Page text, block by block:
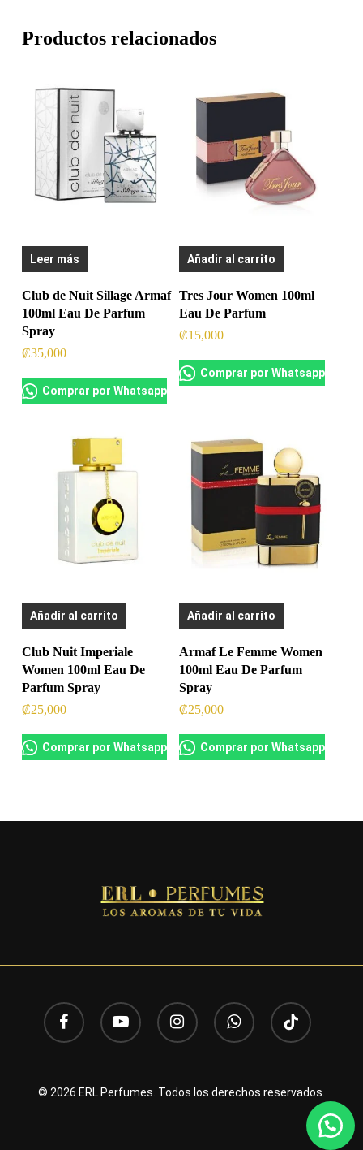
Productos relacionados
Leer más
Club de Nuit Sillage Armaf
100ml Eau De Parfum
Spray
₡35,000
Comprar por Whatsapp
Añadir al carrito
Tres Jour Women 100ml
Eau De Parfum
₡15,000
Comprar por Whatsapp
Añadir al carrito
Club Nuit Imperiale
Women 100ml Eau De
Parfum Spray
₡25,000
Comprar por Whatsapp
Añadir al carrito
Armaf Le Femme Women
100ml Eau De Parfum
Spray
₡25,000
Comprar por Whatsapp
facebook youtube instagram whatsapp tiktok
© 2026 ERL Perfumes. Todos los derechos reservados.